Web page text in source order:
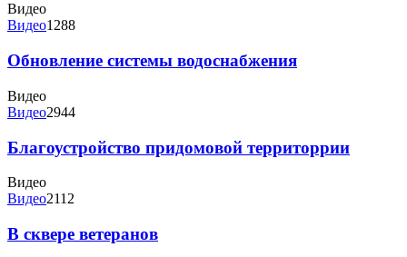
Видео
Видео1288
Обновление системы водоснабжения
Видео
Видео2944
Благоустройство придомовой территоррии
Видео
Видео2112
В сквере ветеранов